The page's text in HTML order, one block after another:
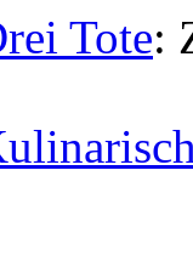
Tote: